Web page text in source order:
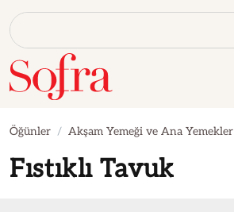
Öğünler Akşam Yemeği ve Ana Yemekler
Fıstıklı Tavuk